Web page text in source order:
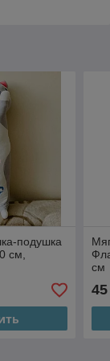
подушка
см,
см
45